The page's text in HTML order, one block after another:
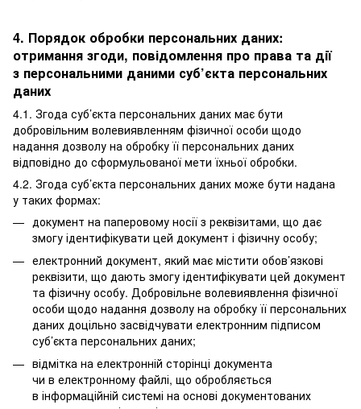
4. Порядок обробки персональних даних:
отримання згоди, повідомлення про права та дії
з персональними даними суб’єкта персональних
даних
4.1. Згода суб’єкта персональних даних має бути
добровільним волевиявленням фізичної особи щодо
надання дозволу на обробку її персональних даних
відповідно до сформульованої мети їхньої обробки.
4.2. Згода суб’єкта персональних даних може бути надана
у таких формах:
документ на паперовому носії з реквізитами, що дає
змогу ідентифікувати цей документ і фізичну особу;
електронний документ, який має містити обов’язкові
реквізити, що дають змогу ідентифікувати цей документ
та фізичну особу. Добровільне волевиявлення фізичної
особи щодо надання дозволу на обробку її персональних
даних доцільно засвідчувати електронним підписом
суб’єкта персональних даних;
відмітка на електронній сторінці документа
чи в електронному файлі, що обробляється
в інформаційній системі на основі документованих